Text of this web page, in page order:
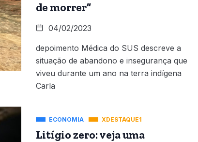
de morrer”
04/02/2023
depoimento Médica do SUS descreve a
situação de abandono e insegurança que
viveu durante um ano na terra indígena
Carla
ECONOMIA XDESTAQUE1
Litígio zero: veja uma